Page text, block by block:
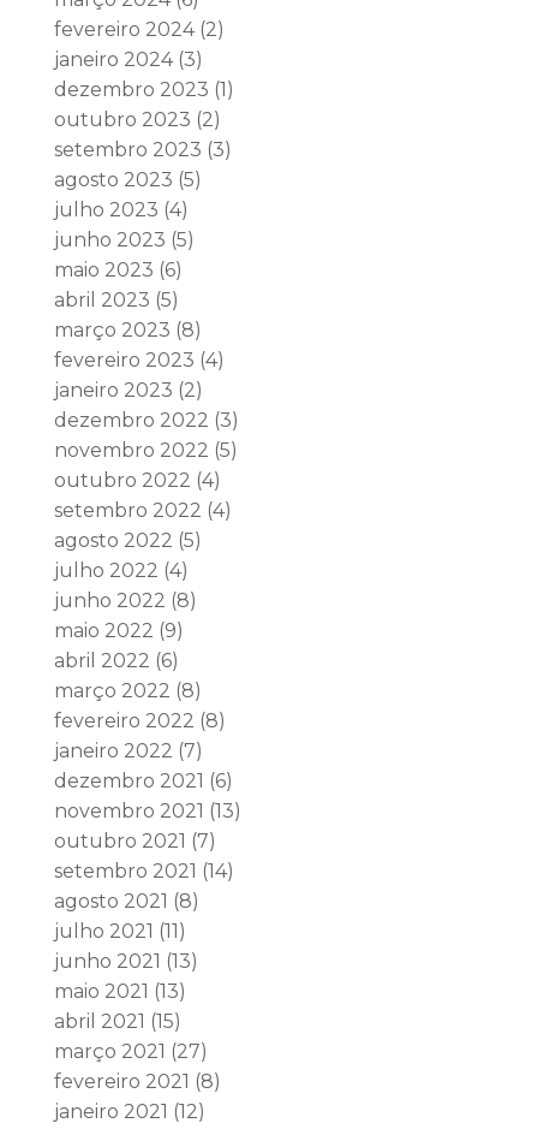
fevereiro 2024(2)
janeiro 2024(3)
dezembro 2023 (1)
outubro 2023 (2)
setembro 2023 (3)
agosto 2023 (5)
julho 2023 (4)
junho 2023 (5)
maio 2023 (6)
abril 2023 (5)
março 2023 (8)
fevereiro 2023 (4)
janeiro 2023 (2)
dezembro 2022 (3)
novembro 2022 (5)
outubro 2022 (4)
setembro 2022 (4)
agosto 2022 (5)
julho 2022 (4)
junho 2022 (8)
maio 2022 (9)
abril 2022 (6)
março 2022 (8)
fevereiro 2022 (8)
janeiro 2022 (7)
dezembro 2021 (6)
novembro 2021 (13)
outubro 2021 (7)
setembro 2021 (14)
agosto 2021 (8)
julho 2021 (11)
junho 2021 (13)
maio 2021 (13)
abril 2021 (15)
março 2021 (27)
fevereiro 2021 (8)
janeiro 2021 (12)